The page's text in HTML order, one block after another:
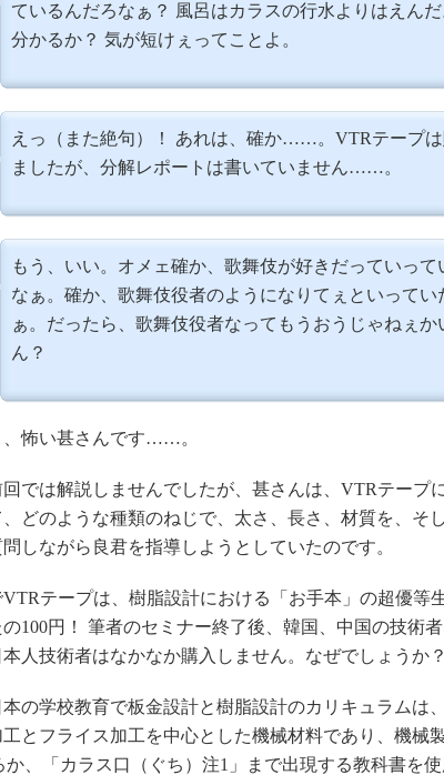
ているんだろなぁ？ 風呂はカラスの行水よりはえん
分かるか？ 気が短けぇってことよ。
えっ（また絶句）！ あれは、確か……。VTRテープは
ましたが、分解レポートは書いていません……。
もう、いい。オメェ確か、歌舞伎が好きだっていって
なぁ。確か、歌舞伎役者のようになりてぇといってい
ぁ。だったら、歌舞伎役者なってもうおうじゃねぇか
ん？
怖い甚さんです……。
では解説しませんでしたが、甚さんは、VTRテープ
どのような種類のねじで、太さ、長さ、材質を、そ
しながら良君を指導しようとしていたのです。
テープは、樹脂設計における「お手本」の超優等
100円！ 筆者のセミナー終了後、韓国、中国の技術
本人技術者はなかなか購入しません。なぜでしょうか？
の学校教育で板金設計と樹脂設計のカリキュラムは
とフライス加工を中心とした機械材料であり、機械
か、「カラス口（ぐち）注1」まで出現する教科書を